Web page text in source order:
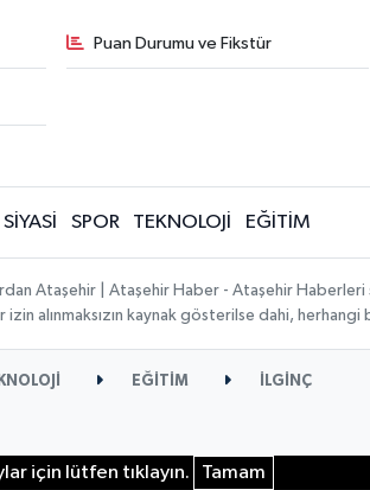
Puan Durumu ve Fikstür
SİYASİ SPOR TEKNOLOJİ EĞİTİM
Ataşehir | Ataşehir Haber - Ataşehir
alınmaksızın kaynak gösterilse dahi,
EĞİTİM
İLGİNÇ
için lütfen tıklayın. Tamam